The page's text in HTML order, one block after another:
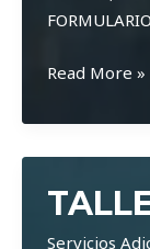
Alquiler
Unidades
Read More »
Servicios